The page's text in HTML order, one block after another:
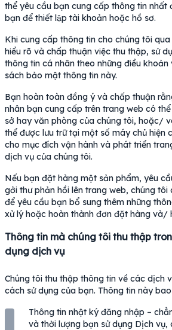
thể yêu cầu bạn cung cấp thông tin nhất
bạn để thiết lập tài khoản hoặc hồ sơ.
Khi cung cấp thông tin cho chúng tôi
hiểu rõ và chấp thuận việc thu thập, sử
thông tin cá nhân theo những điều khoản
sách bảo mật thông tin này.
Bạn hoàn toàn đồng ý và chấp thuận
nhân bạn cung cấp trên trang web có
sở hay văn phòng của chúng tôi, hoặc/
thể được lưu trữ tại một số máy chủ hiện
cho mục đích vận hành và phát triển
dịch vụ của chúng tôi.
Nếu bạn đặt hàng một sản phẩm, yêu
gởi thư phản hồi lên trang web, chúng tôi
để yêu cầu bạn bổ sung thêm những
xử lý hoặc hoàn thành đơn đặt hàng và/
Thông tin mà chúng tôi thu thập
dụng dịch vụ
Chúng tôi thu thập thông tin về các dịch
cách sử dụng của bạn. Thông tin này
Thông tin nhật ký đăng nhập –
và thời lượng bạn sử dụng Dịch vụ,